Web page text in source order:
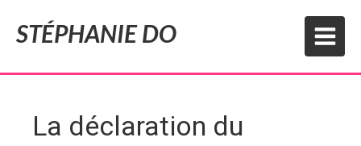
STÉPHANIE DO
La déclaration du